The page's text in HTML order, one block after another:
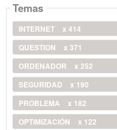
Temas
INTERNET
x 414
QUESTION
x 371
ORDENADOR
x 252
SEGURIDAD
x 190
PROBLEMA
x 182
OPTIMIZACIÓN
x 122